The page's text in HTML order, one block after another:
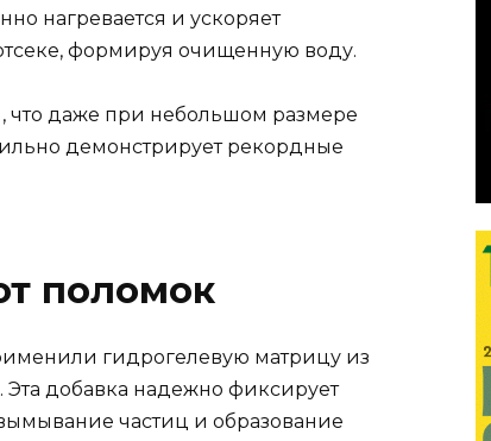
нагревается и ускоряет
формируя очищенную воду.
что даже при небольшом размере
демонстрирует рекордные
поломок
гидрогелевую матрицу из
добавка надежно фиксирует
частиц и образование